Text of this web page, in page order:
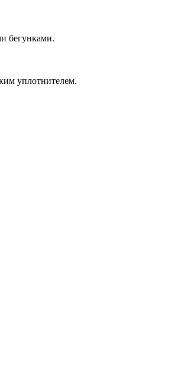
бегунками.
уплотнителем.